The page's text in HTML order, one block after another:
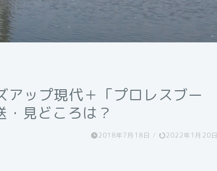
アップ現代＋「プロレスブー
・見どころは？
2018年7月18日 / 2022年1月20日